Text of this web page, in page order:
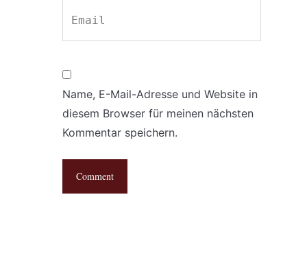
Name, E-Mail-Adresse und Website in
diesem Browser für meinen nächsten
Kommentar speichern.